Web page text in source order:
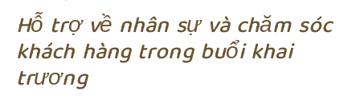
Hỗ trợ về nhân sự và chăm sóc
khách hàng trong buổi khai
trương